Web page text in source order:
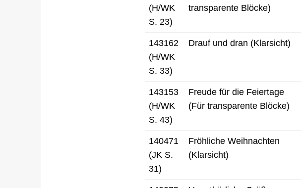
(H/WK
S. 23)
transparente Blöcke)
143162
(H/WK
S. 33)
Drauf und dran (Klarsicht)
143153
(H/WK
S. 43)
Freude für die Feiertage
(Für transparente Blöcke)
140471
(JK S.
31)
Fröhliche Weihnachten
(Klarsicht)